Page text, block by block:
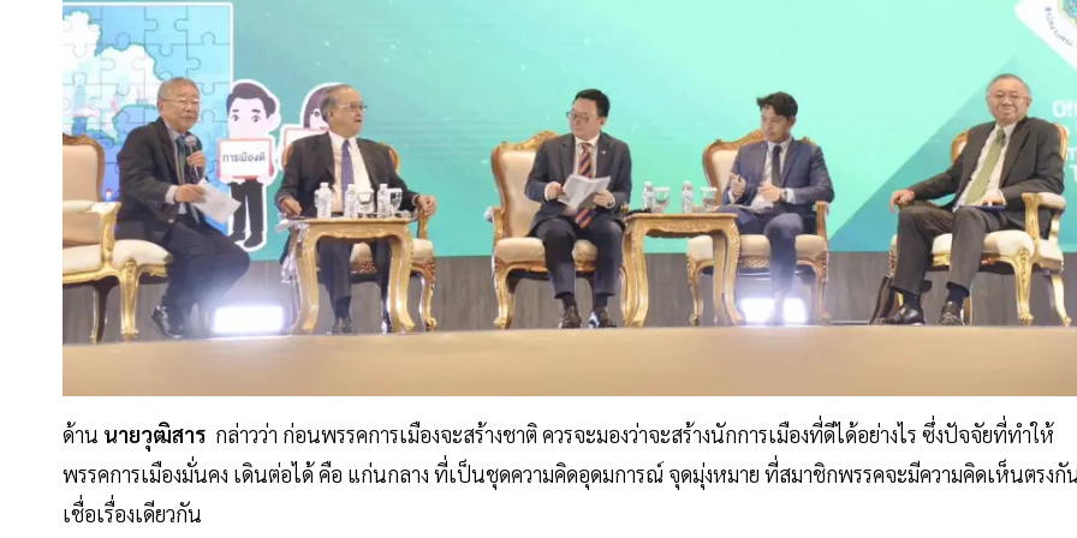
ด้าน นายวุฒิสาร กล่าวว่า ก่อนพรรคการเมืองจะสร้างชาติ ควรจะมองว่าจะสร้างนักการเมืองที่ดีได้อย่างไร ซึ่งปัจจัยที่ทำให้
พรรคการเมืองมั่นคง เดินต่อได้ คือ แก่นกลาง ที่เป็นชุดความคิดอุดมการณ์ จุดมุ่งหมาย ที่สมาชิกพรรคจะมีความคิดเห็นตรงกั
เชื่อเรื่องเดียวกัน